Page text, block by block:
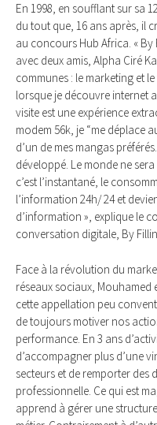
En 1998, en soufflant sur sa
du tout que, 16 ans après, il
au concours Hub Africa. « By
avec deux amis, Alpha Ciré
communes : le marketing et
lorsque je découvre internet
visite est une expérience
modem 56k, je “me déplace
d’un de mes mangas
développé. Le monde ne
c’est l’instantané, le
l’information 24h/ 24 et
d’information », explique le
conversation digitale, By
Face à la révolution du
réseaux sociaux, Mouhamed
cette appellation peu
de toujours motiver nos
performance. En 3 ans
d’accompagner plus d’une
secteurs et de remporter des
professionnelle. Ce qui est
apprend à gérer une